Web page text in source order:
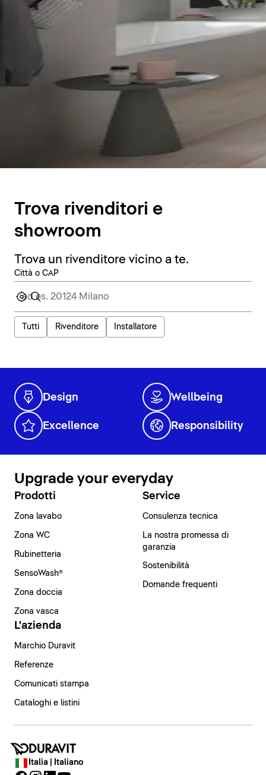
Trova rivenditori e
showroom
Trova un rivenditore vicino a te.
Città o CAP
Tutti Rivenditore Installatore
Design Wellbeing
Excellence Responsibility
Upgrade your everyday
Prodotti
Zona lavabo
Zona WC
Rubinetteria
SensoWash®
Zona doccia
Zona vasca
Service
Consulenza tecnica
La nostra promessa di
garanzia
Sostenibilità
Domande frequenti
L'azienda
Marchio Duravit
Referenze
Comunicati stampa
Cataloghi e listini
Italia | Italiano